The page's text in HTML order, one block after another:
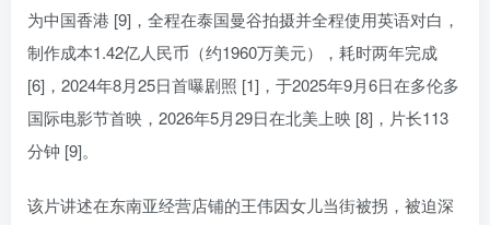
为中国香港 [9]，全程在泰国曼谷拍摄并全程使用英语对白，
制作成本1.42亿人民币（约1960万美元），耗时两年完成
[6]，2024年8月25日首曝剧照 [1]，于2025年9月6日在多伦多
国际电影节首映，2026年5月29日在北美上映 [8]，片长113
分钟 [9]。
该片讲述在东南亚经营店铺的王伟因女儿当街被拐，被迫深